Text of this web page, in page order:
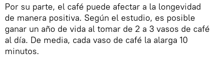
Por su parte, el café puede afectar a la longevidad
de manera positiva. Según el estudio, es posible
ganar un año de vida al tomar de 2 a 3 vasos de café
al día. De media, cada vaso de café la alarga 10
minutos.